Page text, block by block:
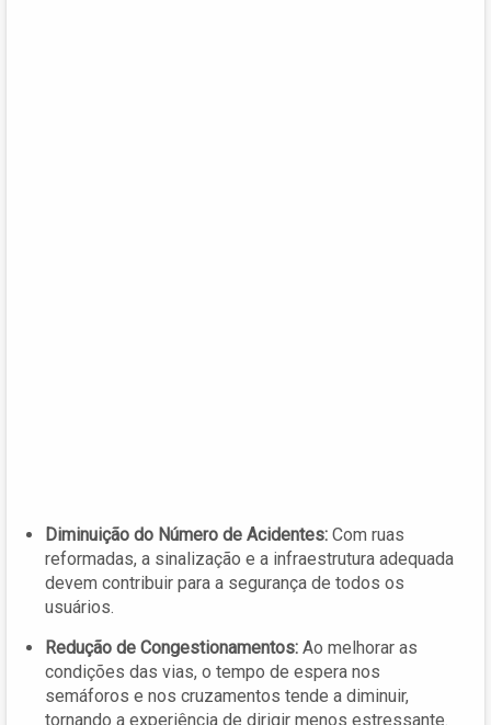
Diminuição do Número de Acidentes: Com ruas
reformadas, a sinalização e a infraestrutura adequada
devem contribuir para a segurança de todos os
usuários.
Redução de Congestionamentos: Ao melhorar as
condições das vias, o tempo de espera nos
semáforos e nos cruzamentos tende a diminuir,
tornando a experiência de dirigir menos estressante.